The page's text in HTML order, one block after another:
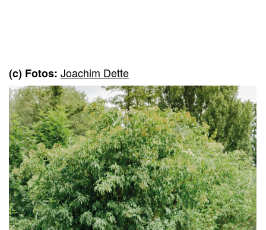
(c) Fotos: Joachim Dette